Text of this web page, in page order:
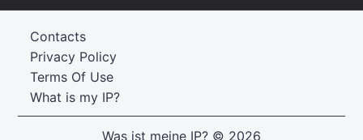
What is my IP?
Terms Of Use
Privacy Policy
Contacts
Was ist meine IP? © 2026